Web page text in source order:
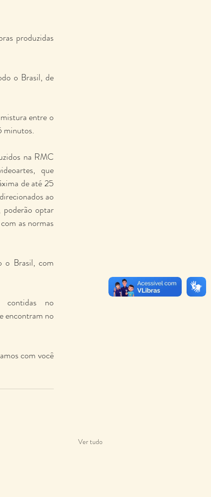
produzidas
o Brasil, de
entre o
minutos.
na RMC
que
de até 25
ao
poderão optar
as normas
o Brasil, com
contidas no
encontram no
com você
Ver tudo